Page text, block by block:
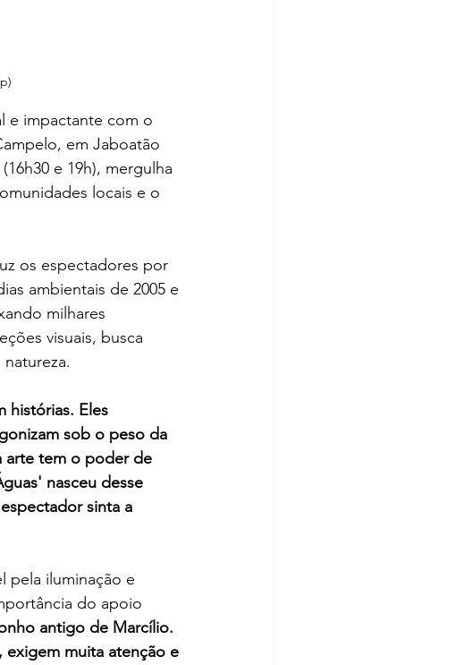
e impactante com o
em Jaboatão
e 19h), mergulha
locais e o
os espectadores por
ambientais de 2005 e
milhares
visuais, busca
histórias. Eles
sob o peso da
arte tem o poder de
nasceu desse
sinta a
pela iluminação e
do apoio
antigo de Marcílio.
exigem muita atenção e